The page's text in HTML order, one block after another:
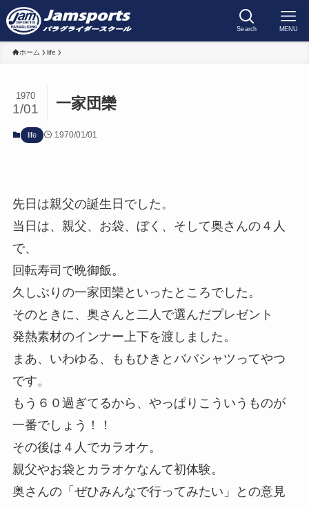
Search MENU
ホーム life
一家団欒
1970
1/01
life 1970/01/01
先日は親父の誕生日でした。
当日は、親父、お袋、ぼく、そして奥さんの４人
で、
回転寿司で晩御飯。
久しぶりの一家団欒といったところでした。
そのときに、奥さんと二人で選んだプレゼント
発熱素材のインナー上下を渡しました。
まあ、いわゆる、ももひきとババシャツってやつ
です。
もう６０過ぎてるから、やっぱりこういうものが
一番でしょう！！
その後は４人でカラオケ。
親父やお袋とカラオケなんて初体験。
奥さんの「ぜひみんなで行ってみたい」との意見